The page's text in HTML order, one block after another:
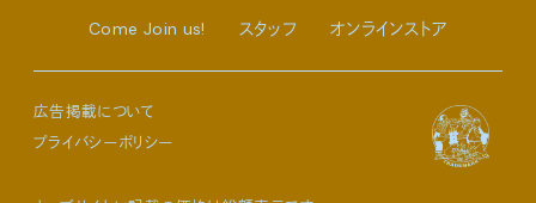
Come Join us! スタッフ オンラインストア
広告掲載について
プライバシーポリシー